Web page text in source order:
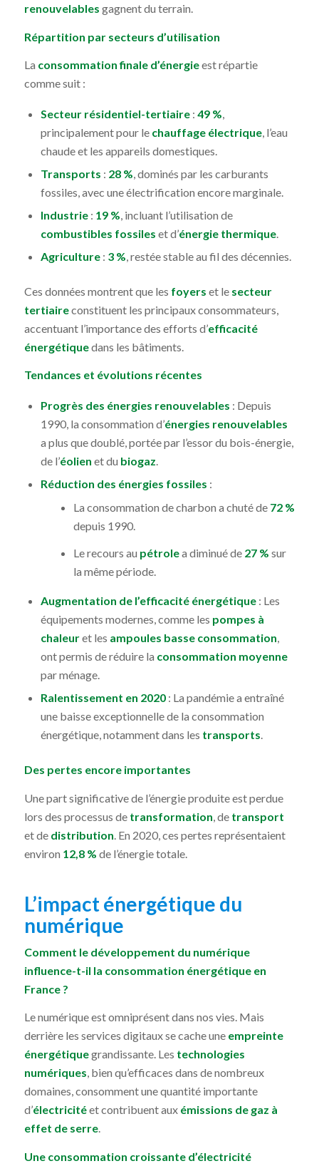
renouvelables gagnent du terrain.
Répartition par secteurs d’utilisation
La consommation finale d’énergieest répartie
comme suit :
Secteur résidentiel-tertiaire: 49 %
principalement pour le chauffage électrique, l’eau
chaude et les appareils domestiques.
Transports : 28 % , dominés par les carburants
fossiles, avec une électrification encore marginale.
Industrie: 19 % , incluant l’utilisation de
combustibles fossiles et d’énergie thermique.
Agriculture: 3 % , restée stable au fil des décennies.
Ces données montrent que les foyers et le secteur
tertiaireconstituent les principaux consommateurs,
accentuant l’importance des efforts d’efficacité
énergétiquedans les bâtiments.
Tendances et évolutions récentes
Progrès des énergies renouvelables : Depuis
1990, la consommation d’énergies renouvelables
a plus que doublé, portée par l’essor du bois-énergie,
de l’éolien et du biogaz.
Réduction des énergies fossiles :
La consommation de charbon a chuté de 72 %
depuis 1990.
Le recours au pétrolea diminué de 27 % sur
la même période.
Augmentation de l’efficacité énergétique: Les
équipements modernes, comme les pompes à
chaleuret les ampoules basse consommation,
ont permis de réduire la consommation moyenne
par ménage.
Ralentissement en 2020: La pandémie a entraîné
une baisse exceptionnelle de la consommation
énergétique, notamment dans les transports.
Des pertes encore importantes
Une part significative de l’énergie produite est perdue
lors des processus de transformation , de transport
et de distribution . En 2020, ces pertes représentaient
environ 12,8 % de l’énergie totale.
L’impact énergétique du
numérique
Comment le développement du numérique
influence-t-il la consommation énergétique en
France ?
Le numérique est omniprésent dans nos vies. Mais
derrière les services digitaux se cache une empreinte
énergétiquegrandissante. Les technologies
numériques, bien qu’efficaces dans de nombreux
domaines, consomment une quantité importante
d’électricitéet contribuent aux émissions de gaz à
effet de serre.
Une consommation croissante d’électricité